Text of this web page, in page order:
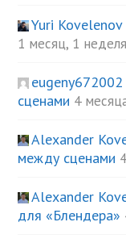
Yuri Kovelenov
1 месяц, 1
eugeny672002
сценами 4
Alexander
между сценами
Alexander
для «Блендера»